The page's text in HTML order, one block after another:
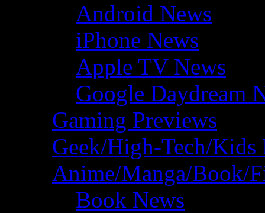
Android News
iPhone News
Apple TV News
Google Daydream
Gaming Previews
Geek/High-Tech/Kids
Anime/Manga/Book/
Book News